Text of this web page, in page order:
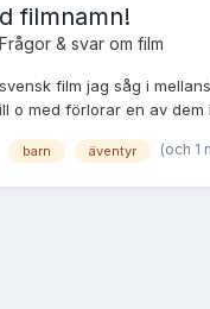
filmnamn!
Frågor & svar om film
film jag såg i
o med förlorar en av
barn äventyr (och 1